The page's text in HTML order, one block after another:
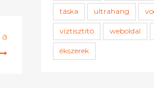
táska ultrahang
víztisztító weboldal
ékszerek